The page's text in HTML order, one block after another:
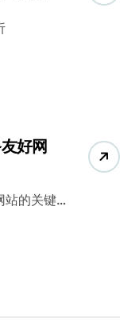
好网
站的关键…